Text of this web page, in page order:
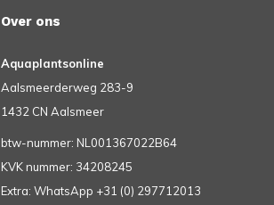
Over ons
Aquaplantsonline
Aalsmeerderweg 283-9
1432 CN Aalsmeer
btw-nummer: NL001367022B64
KVK nummer: 34208245
Extra: WhatsApp +31 (0) 297712013